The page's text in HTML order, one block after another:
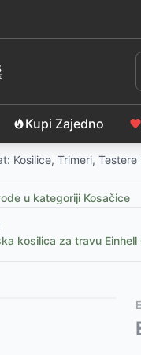
Kupi Zajedno
Kosilice, Trimeri, Testere
u kategoriji Kosačice
kosilica za travu
kosačica
pogledajte